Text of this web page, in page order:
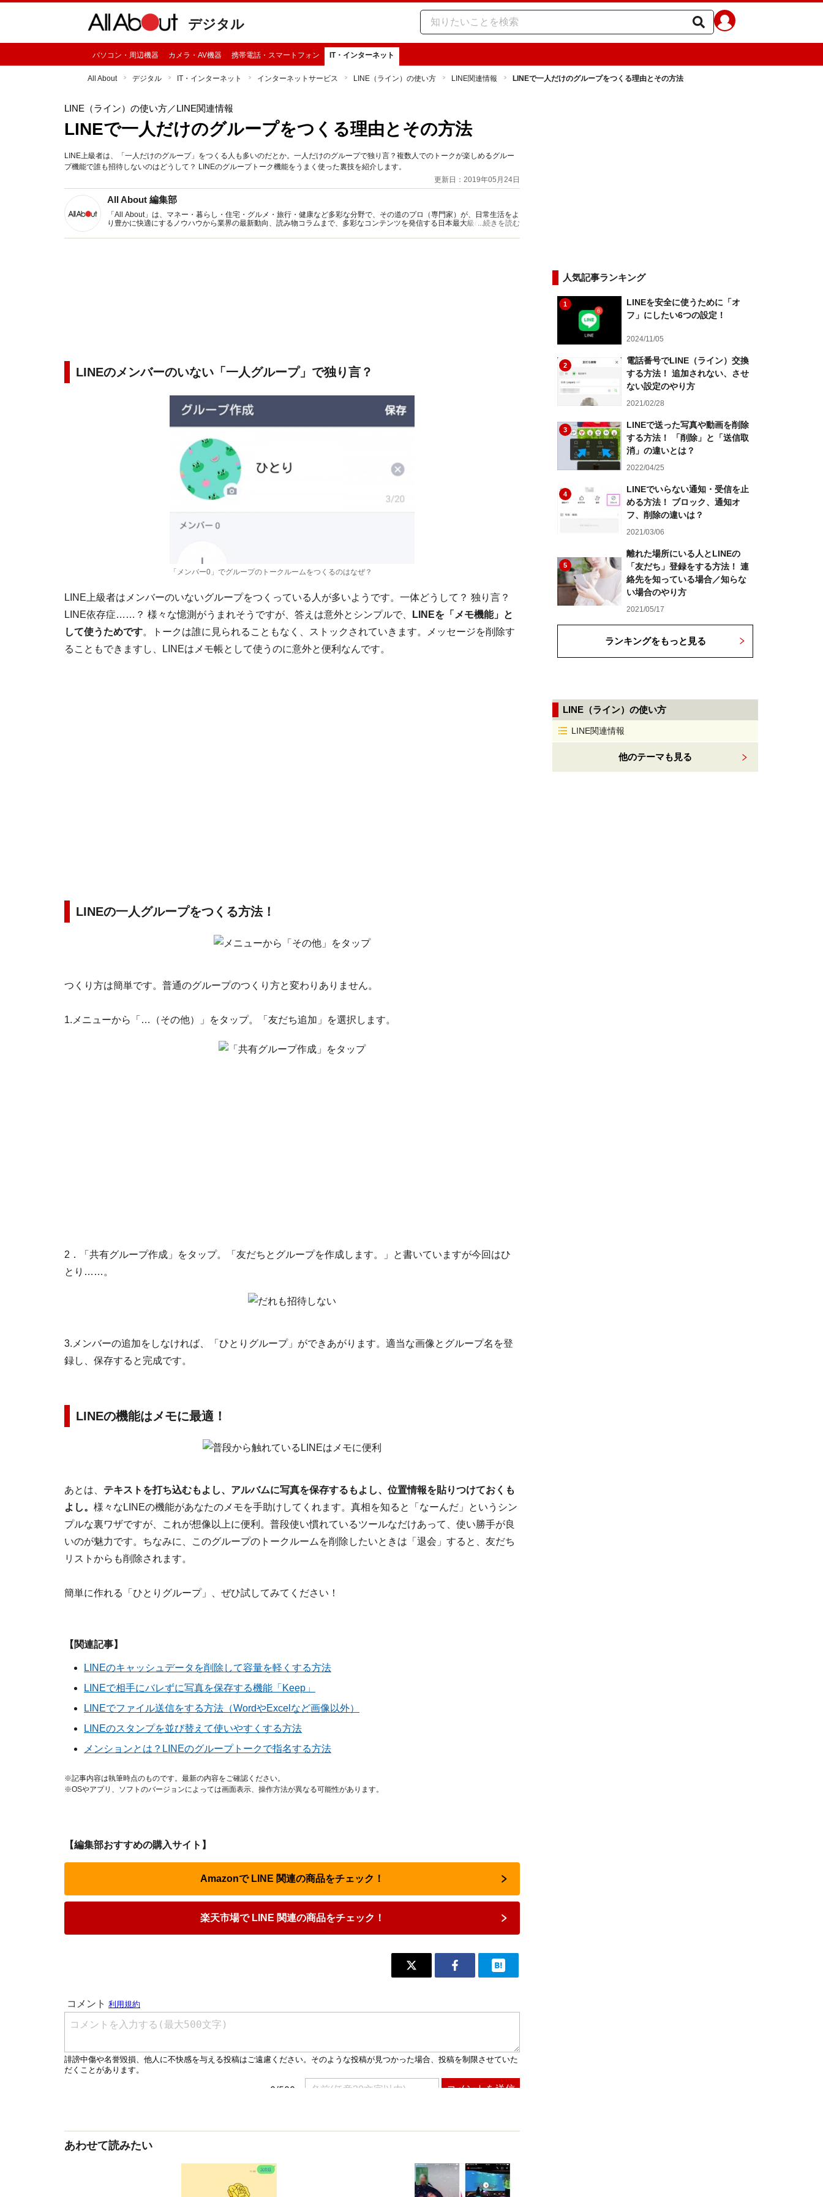
デジタル
パソコン・周辺機器 カメラ・AV機器 携帯電話・スマートフォン IT・インターネット
All About デジタル IT・インターネット インターネットサービス LINE（ライン）の使い方 LINE関連情報 LINEで一人だけのグループをつくる理由とその方法
LINE（ライン）の使い方／LINE関連情報
LINEで一人だけのグループをつくる理由とその方法
LINE上級者は、「一人だけのグループ」をつくる人も多いのだとか。一人だけのグループで独り言？複数人でのトークが楽しめるグルー
プ機能で誰も招待しないのはどうして？ LINEのグループトーク機能をうまく使った裏技を紹介します。
更新日：2019年05月24日
All About 編集部
「All About」は、マネー・暮らし・住宅・グルメ・旅行・健康など多彩な分野で、その道のプロ（専門家）が、日常生活をよ
り豊かに快適にするノウハウから業界の最新動向、読み物コラムまで、多彩なコンテンツを発信する日本最大級の総合情報サ
...続きを読む
LINEのメンバーのいない「一人グループ」で独り言？
「メンバー0」でグループのトークルームをつくるのはなぜ？
LINE上級者はメンバーのいないグループをつくっている人が多いようです。一体どうして？ 独り言？
LINE依存症……？ 様々な憶測がうまれそうですが、答えは意外とシンプルで、
LINEを「メモ機能」と
して使うためです。トークは誰に見られることもなく、ストックされていきます。メッセージを削除す
ることもできますし、LINEはメモ帳として使うのに意外と便利なんです。
LINEの一人グループをつくる方法！
つくり方は簡単です。普通のグループのつくり方と変わりありません。
1.メニューから「…（その他）」をタップ。「友だち追加」を選択します。
2．「共有グループ作成」をタップ。「友だちとグループを作成します。」と書いていますが今回はひ
とり……。
3.メンバーの追加をしなければ、「ひとりグループ」ができあがります。適当な画像とグループ名を登
録し、保存すると完成です。
LINEの機能はメモに最適！
あとは、 テキストを打ち込むもよし、アルバムに写真を保存するもよし、位置情報を貼りつけておくも
よし。 様々なLINEの機能があなたのメモを手助けしてくれます。真相を知ると「なーんだ」というシン
プルな裏ワザですが、これが想像以上に便利。普段使い慣れているツールなだけあって、使い勝手が良
いのが魅力です。ちなみに、このグループのトークルームを削除したいときは「退会」すると、友だち
リストからも削除されます。
簡単に作れる「ひとりグループ」、ぜひ試してみてください！
【関連記事】
LINEのキャッシュデータを削除して容量を軽くする方法
LINEで相手にバレずに写真を保存する機能「Keep」
LINEでファイル送信をする方法（WordやExcelなど画像以外）
LINEのスタンプを並び替えて使いやすくする方法
メンションとは？LINEのグループトークで指名する方法
※記事内容は執筆時点のものです。最新の内容をご確認ください。
※OSやアプリ、ソフトのバージョンによっては画面表示、操作方法が異なる可能性があります。
【編集部おすすめの購入サイト】
Amazonで LINE 関連の商品をチェック！
楽天市場で LINE 関連の商品をチェック！
あわせて読みたい
人気記事ランキング
1
LINEを安全に使うために「オ
フ」にしたい6つの設定！
2024/11/05
2
電話番号でLINE（ライン）交換
する方法！ 追加されない、させ
ない設定のやり方
2021/02/28
3
LINEで送った写真や動画を削除
する方法！ 「削除」と「送信取
消」の違いとは？
2022/04/25
4
LINEでいらない通知・受信を止
める方法！ ブロック、通知オ
フ、削除の違いは？
2021/03/06
5
離れた場所にいる人とLINEの
「友だち」登録をする方法！ 連
絡先を知っている場合／知らな
い場合のやり方
2021/05/17
ランキングをもっと見る
LINE（ライン）の使い方
LINE関連情報
他のテーマも見る